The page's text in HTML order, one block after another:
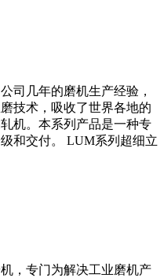
司几年的磨机生产经验，
技术，吸收了世界各地的
机。本系列产品是一种专
和交付。 LUM系列超细立
，专门为解决工业磨机产